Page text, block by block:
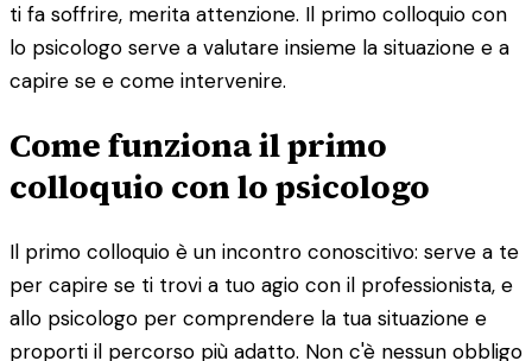
ti fa soffrire, merita attenzione. Il primo colloquio con
lo psicologo serve a valutare insieme la situazione e a
capire se e come intervenire.
Come funziona il primo
colloquio con lo psicologo
Il primo colloquio è un incontro conoscitivo: serve a te
per capire se ti trovi a tuo agio con il professionista, e
allo psicologo per comprendere la tua situazione e
proporti il percorso più adatto. Non c'è nessun obbligo